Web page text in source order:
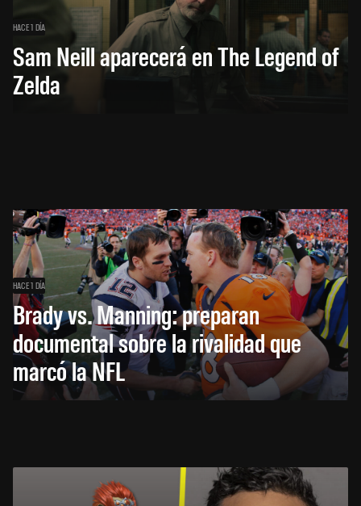
HACE 1 DÍA
Sam Neill aparecerá en The Legend of
Zelda
HACE 1 DÍA
Brady vs. Manning: preparan
documental sobre la rivalidad que
marcó la NFL